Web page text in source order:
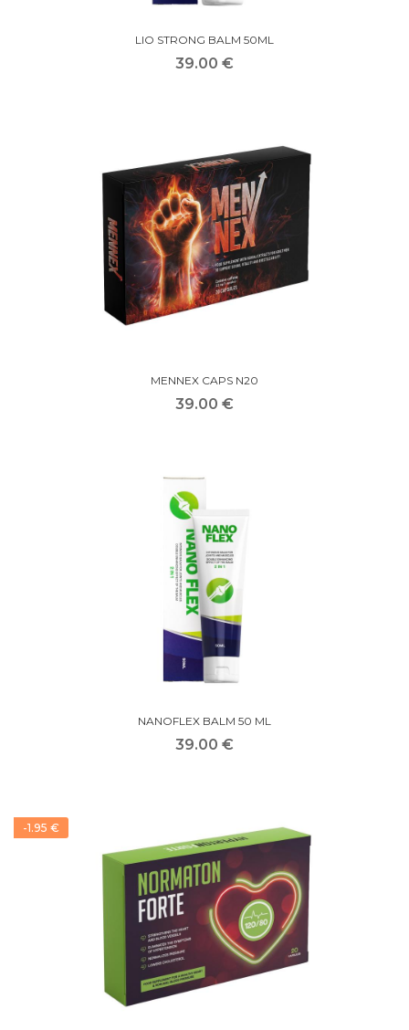
LIO STRONG BALM 50ML
39.00 €
MENNEX CAPS N20
39.00 €
NANOFLEX BALM 50 ML
39.00 €
-1.95 €